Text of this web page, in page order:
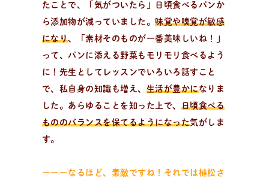
のパ
パンが作りたい！
室、イベント情報を探そう！
たことで、「気がついたら」日頃食べるパンか
ら添加物が減っていました。味覚や嗅覚が敏感
になり、「素材そのものが一番美味しいね！」
って、パンに添える野菜もモリモリ食べるよう
に！先生としてレッスンでいろいろ話すこと
で、私自身の知識も増え、 生活が豊かになりま
した。あらゆることを知った上で、 日頃食べる
もののバランスを保てるようになった気がしま
す。
ーーーなるほど、素敵ですね！それでは植松さ